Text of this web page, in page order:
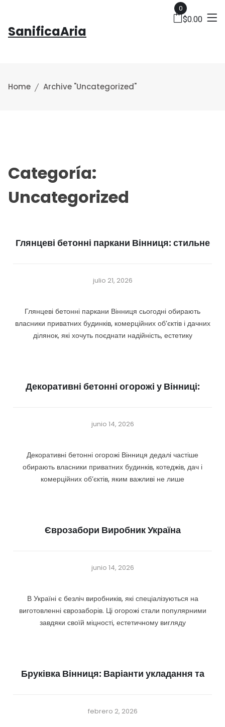
SanificaAria
0
$0.00
Home Archive "Uncategorized"
Categoría:
Uncategorized
Глянцеві бетонні паркани Вінниця: стильне
julio 21, 2026
Глянцеві бетонні паркани Вінниця сьогодні обирають
власники приватних будинків, комерційних об’єктів і дачних
ділянок, які хочуть поєднати надійність, естетику
Декоративні бетонні огорожі у Вінниці:
junio 14, 2026
Декоративні бетонні огорожі Вінниця дедалі частіше
обирають власники приватних будинків, котеджів, дач і
комерційних об’єктів, яким важливі не лише
Єврозабори Виробник Україна
junio 14, 2026
В Україні є безліч виробників, які спеціалізуються на
виготовленні єврозаборів. Ці огорожі стали популярними
завдяки своїй міцності, естетичному вигляду
Бруківка Вінниця: Варіанти укладання та
febrero 2, 2026